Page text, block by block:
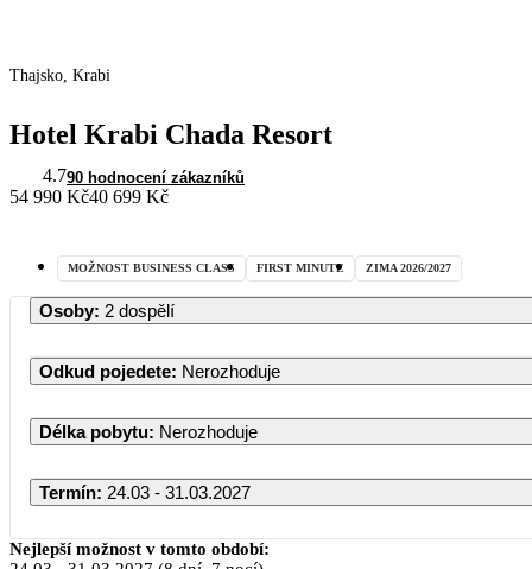
Thajsko, Krabi
Hotel Krabi Chada Resort
4.790 hodnocení zákazníků
54 990 Kč40 699 Kč
MOŽNOST BUSINESS CLASS FIRST MINUTE ZIMA 2026/2027
Osoby: 2 dospělí
Odkud pojedete: Nerozhoduje
Délka pobytu: Nerozhoduje
Termín: 24.03 - 31.03.2027
Nejlepší možnost v tomto období: